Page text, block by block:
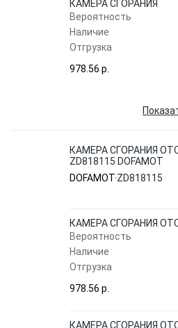
КАМЕРА СГОРАНИЯ
Вероятность
Наличие
Отгрузка
978.56 p.
КАМЕРА СГОРАНИЯ
ZD818115 DOFAMOT
DOFAMOT ZD818115
КАМЕРА СГОРАНИЯ
Вероятность
Наличие
Отгрузка
978.56 p.
КАМЕРА СГОРАНИЯ